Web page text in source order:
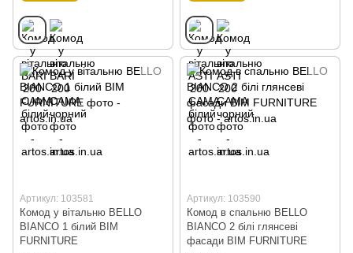
Артикул: 103581
Комод у вітальню BELLO
BIANCO 1 білий BIM
FURNITURE
Артикул: 103590
Комод в спальню BELLO
BIANCO 2 білі глянсеві
фасади BIM FURNITURE